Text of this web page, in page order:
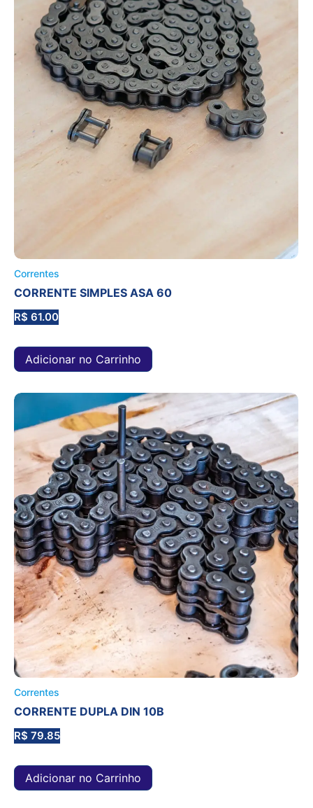
Correntes
CORRENTE SIMPLES ASA 60
R$ 61.00
Adicionar no Carrinho
Correntes
CORRENTE DUPLA DIN 10B
R$ 79.85
Adicionar no Carrinho